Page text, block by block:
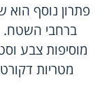
פתרון נוסף הוא
ברחבי השטח.
מוסיפות צבע
מטריות